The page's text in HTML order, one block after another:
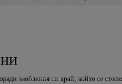
заобления си край, който се